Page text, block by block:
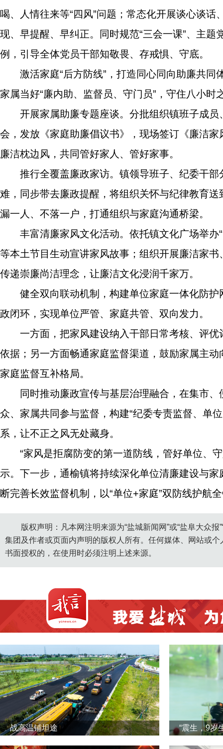
喝、人情往来等“四风”问题；常态化开展谈心谈
现、早提醒、早纠正。同时规范“三会一课”、主
例，引导全体党员干部知敬畏、存戒惧、守底。
激活家庭“后方防线”，打造同心同向助廉共
家属当好“廉内助、监督员、守门员”，守住八小时
开展家属助廉专题座谈。分批组织镇班子成
会，发放《家庭助廉倡议书》，现场签订《廉洁
廉洁枕边风，共同管好家人、管好家事。
推行全覆盖廉政家访。镇领导班子、纪委干
难，同步带去廉政提醒，将组织关怀与纪律教育
漏一人、不落一户，打通组织与家庭沟通桥梁。
丰富清廉家风文化活动。依托镇文化广场举
等本土节目生动宣讲家风故事；组织开展廉洁家
传递崇廉尚洁理念，让廉洁文化浸润千家万。
健全双向联动机制，构建单位家庭一体化防
政闭环，实现单位严管、家庭共管、双向发力。
一方面，把家风建设纳入干部日常考核、评
依据；另一方面畅通家庭监督渠道，鼓励家属主
家庭监督互补格局。
同时推动廉政宣传与基层治理融合，在集市
众、家属共同参与监督，构建“纪委专责监督、单
系，让不正之风无处藏身。
“家风是拒腐防变的第一道防线，管好单位、
示。下一步，通榆镇将持续深化单位清廉建设与
断完善长效监督机制，以“单位+家庭”双防线护航
版权声明：凡本网注明来源为“盐城新闻网”或“盐阜大众
集团及作者或页面内声明的版权人所有。任何媒体、网站或
书面授权的，在使用时必须注明上述来源。
战高温铺坦途 “震生，9岁